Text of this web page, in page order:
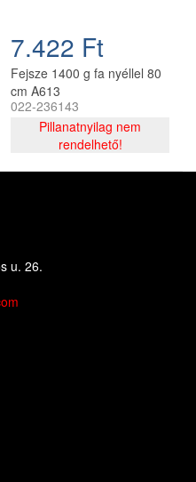
7.422 Ft
Fejsze 1400 g fa nyéllel 80
cm A613
022-236143
Pillanatnyilag nem
rendelhető!
u. 26.